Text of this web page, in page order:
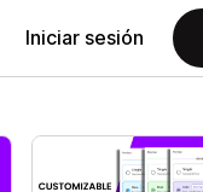
Iniciar sesión